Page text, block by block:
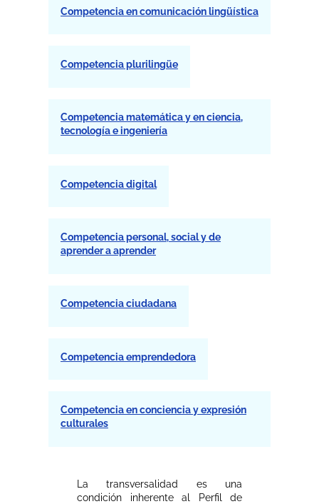
Competencia en comunicación lingüística
Competencia plurilingüe
Competencia matemática y en ciencia,
tecnología e ingeniería
Competencia digital
Competencia personal, social y de
aprender a aprender
Competencia ciudadana
Competencia emprendedora
Competencia en conciencia y expresión
culturales
La transversalidad es una
condición inherente al Perfil de